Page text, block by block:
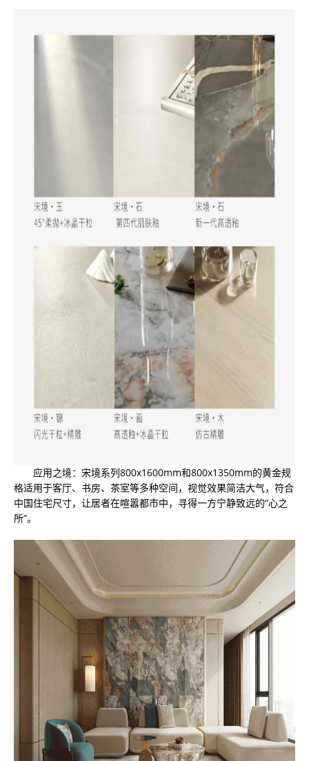
应用之境：宋境系列800x1600mm和800x1350mm的黄金规
格适用于客厅、书房、茶室等多种空间，视觉效果简洁大气，符合
中国住宅尺寸，让居者在喧嚣都市中，寻得一方宁静致远的“心之
所”。